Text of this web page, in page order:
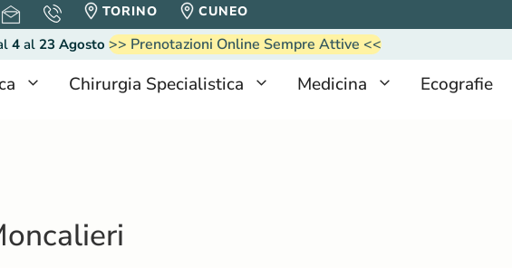
TORINO CUNEO
4 al 23 Agosto >> Prenotazioni Online Sempre Attive <<
Chirurgia Specialistica Medicina Ecografie